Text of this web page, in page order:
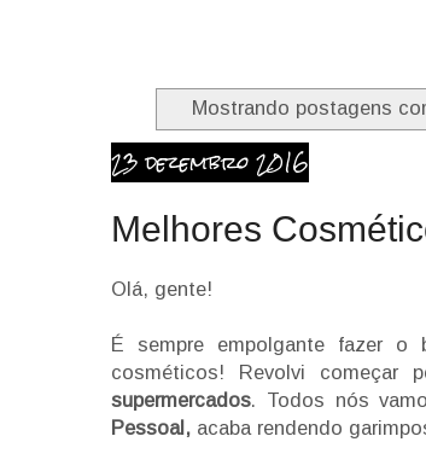
Mostrando postagens
23 dezembro 2016
Melhores
Olá, gente!
É sempre empolgante fazer
cosméticos! Revolvi começar
supermercados. Todos nós
Pessoal, acaba rendendo